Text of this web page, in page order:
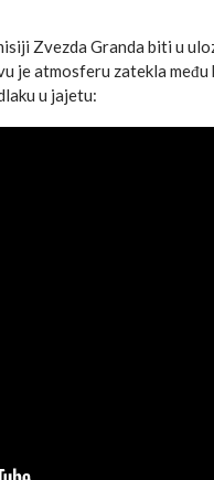
Zvezda Granda biti u
je atmosferu zatekla
u jajetu: